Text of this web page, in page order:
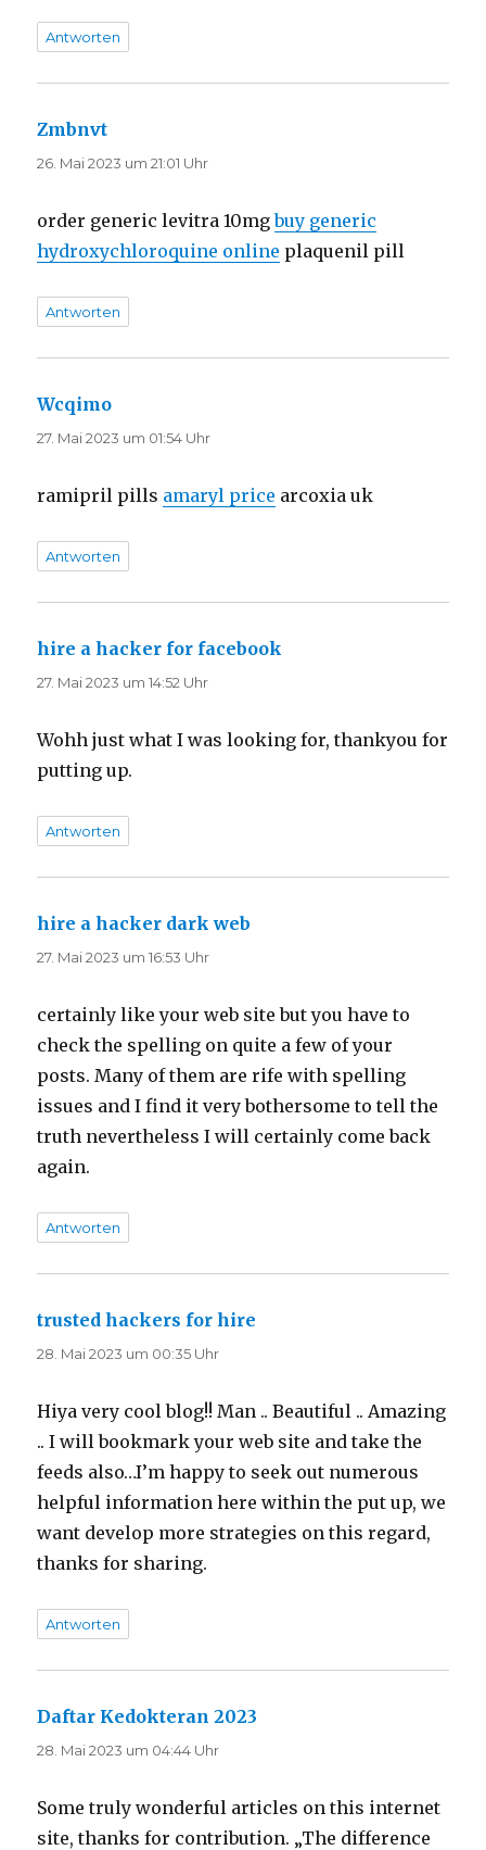
Antworten
Zmbnvt
26. Mai 2023 um 21:01 Uhr
order generic levitra 10mgbuy generic
hydroxychloroquine online plaquenil pill
Antworten
Wcqimo
27. Mai 2023 um 01:54 Uhr
ramipril pills amaryl price arcoxia uk
Antworten
hire a hacker for facebook
27. Mai 2023 um 14:52 Uhr
Wohh just what I was looking for, thankyou for
putting up.
Antworten
hire a hacker dark web
27. Mai 2023 um 16:53 Uhr
certainly like your web site but you have to
check the spelling on quite a few of your
posts. Many of them are rife with spelling
issues and I find it very bothersome to tell the
truth nevertheless I will certainly come back
again.
Antworten
trusted hackers for hire
28. Mai 2023 um 00:35 Uhr
Hiya very cool blog!! Man .. Beautiful .. Amazing
.. I will bookmark your web site and take the
feeds also…I’m happy to seek out numerous
helpful information here within the put up, we
want develop more strategies on this regard,
thanks for sharing.
Antworten
Daftar Kedokteran 2023
28. Mai 2023 um 04:44 Uhr
Some truly wonderful articles on this internet
site, thanks for contribution. „The difference